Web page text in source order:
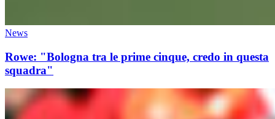
News
Rowe: "Bologna tra le prime cinque, credo in questa
squadra"